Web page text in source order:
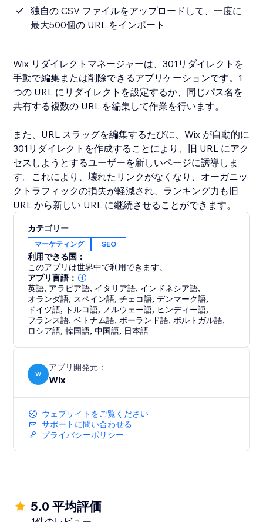
独自の CSV ファイルをアップロードして、一度に
最大500個の URL をインポート
Wix リダイレクトマネージャーは、301リダイレクトを
手動で編集または削除できるアプリケーションです。1
つの URL にリダイレクトを設定するか、同じパス名を
共有する複数の URL を編集して作業を行います。
また、URL スラッグを編集するたびに、Wix が自動的に
301リダイレクトを作成することにより、旧 URL にアク
セスしようとするユーザーを新しいページに誘導しま
す。これにより、壊れたリンクがなくなり、オーガニッ
クトラフィックの損失が軽減され、ランキング力も旧
URL から新しい URL に継続させることができます。
カテゴリー
マーケティング SEO
利用できる国：
このアプリは世界中で利用できます。
アプリ言語：
英語, アラビア語, イタリア語, インドネシア語,
オランダ語, スペイン語,チェコ語,デンマーク語,
ドイツ語, トルコ語, ノルウェー語, ヒンディー語,
フランス語,ベトナム語, ポーランド語, ポルトガル語,
ロシア語,韓国語,中国語, 日本語
W
アプリ開発元：
Wix
ウェブサイトをご覧ください
サポートに問い合わせる
プライバシーポリシー
5.0 平均評価